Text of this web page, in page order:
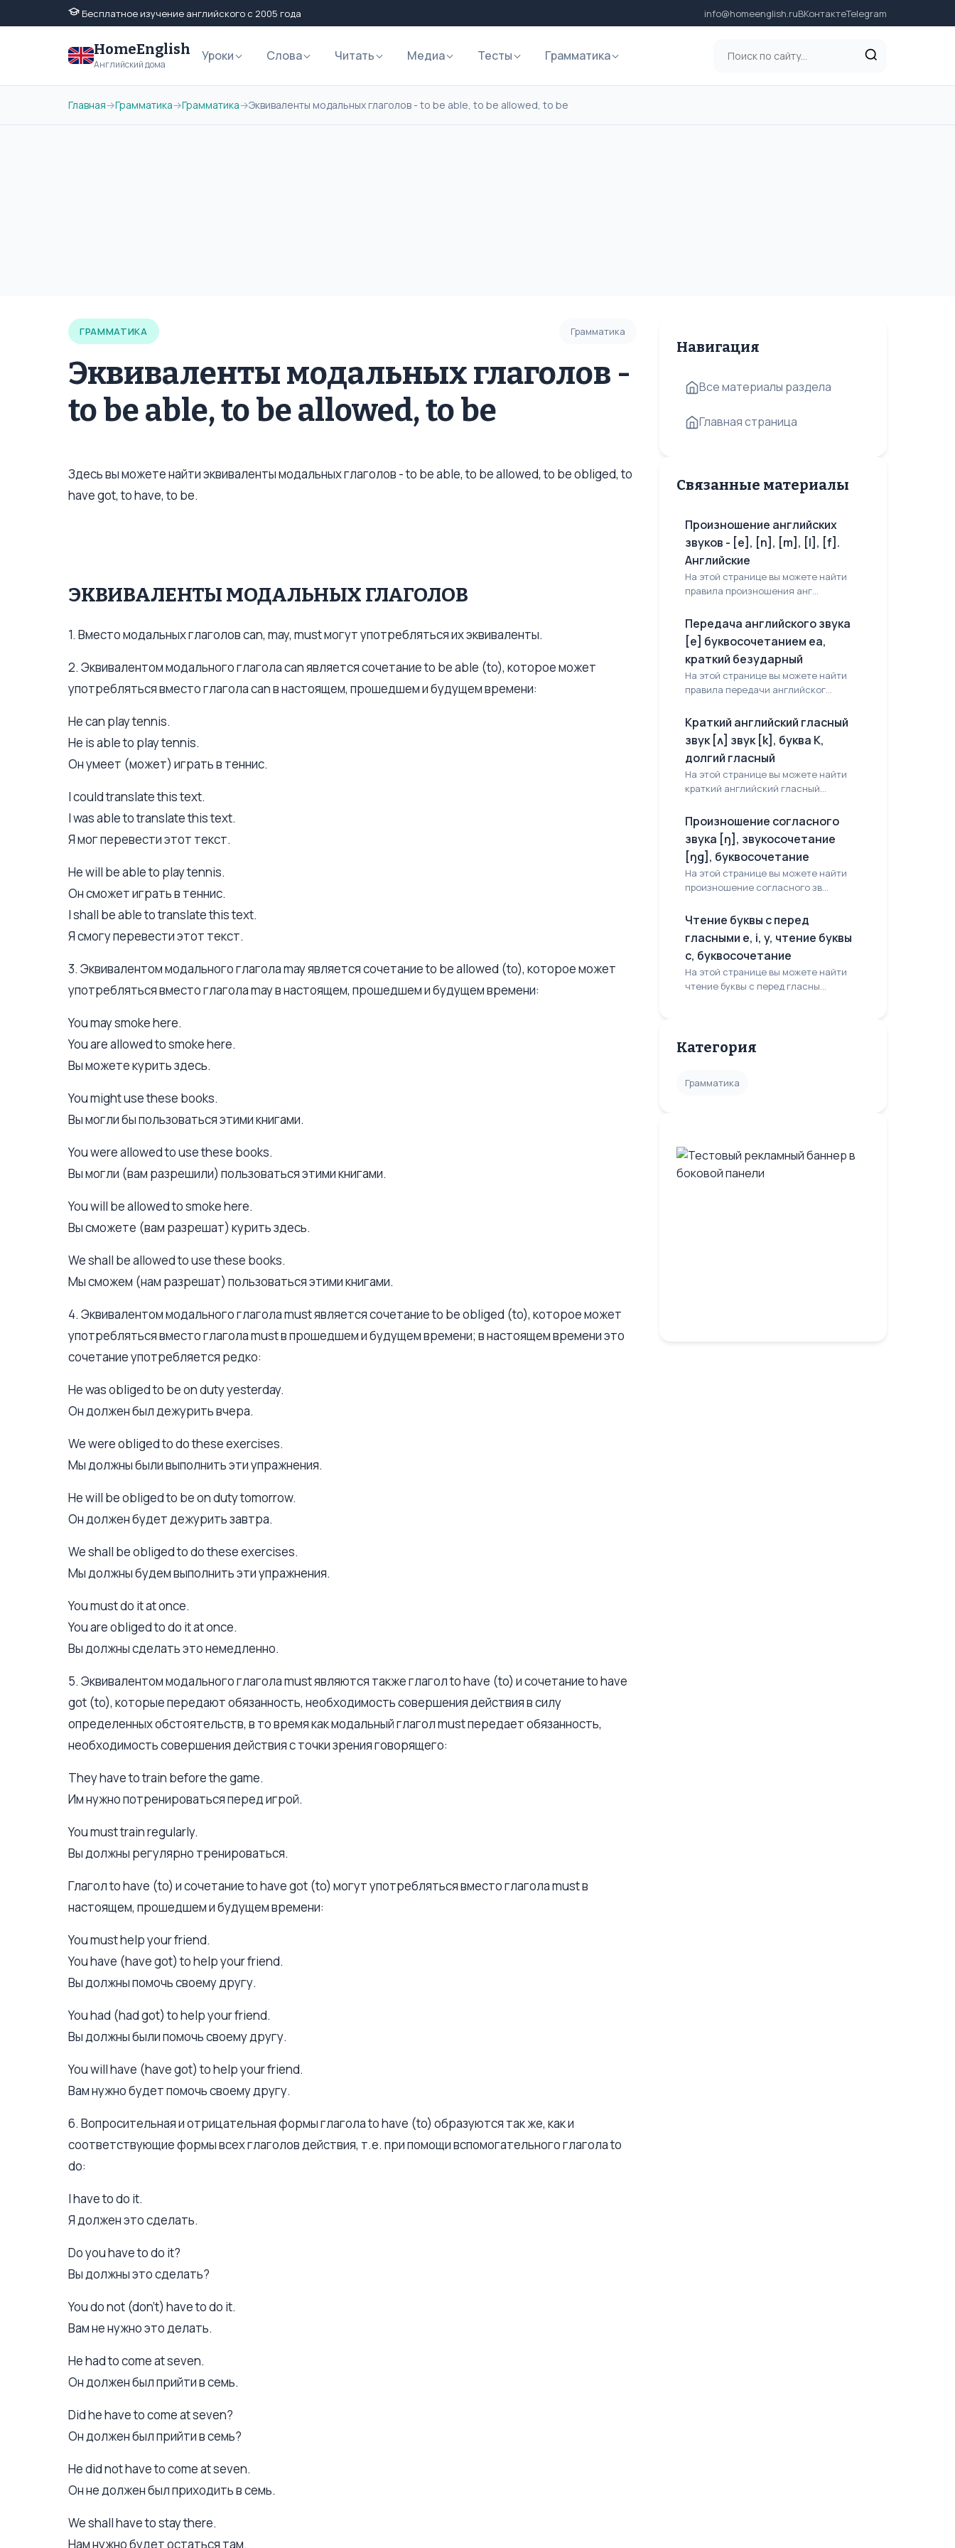
Бесплатное изучение английского с 2005 года info@homeenglish.ruВКонтактеTelegram
HomeEnglish
Английский дома
Уроки Слова Читать Медиа Тесты Грамматика
Главная→Грамматика→Грамматика→Эквиваленты модальных глаголов - to be able, to be allowed, to be
ГРАММАТИКА Грамматика
Эквиваленты модальных глаголов -
to be able, to be allowed, to be
Здесь вы можете найти эквиваленты модальных глаголов - to be able, to be allowed, to be obliged, to
have got, to have, to be.
ЭКВИВАЛЕНТЫ МОДАЛЬНЫХ ГЛАГОЛОВ
1. Вместо модальных глаголов can, may, must могут употребляться их эквиваленты.
2. Эквивалентом модального глагола саn является сочетание to be able (to), которое может
употребляться вместо глагола саn в настоящем, прошедшем и будущем времени:
Не can play tennis.
Не is able to play tennis.
Он умеет (может) играть в теннис.
I could translate this text.
I was able to translate this text.
Я мог перевести этот текст.
He will be able to play tennis.
Он сможет играть в теннис.
I shall be able to translate this text.
Я смогу перевести этот текст.
3. Эквивалентом модального глагола may является сочетание to be allowed (to), которое может
употребляться вместо глагола may в настоящем, прошедшем и будущем времени:
You may smoke here.
You are allowed to smoke here.
Вы можете курить здесь.
You might use these books.
Вы могли бы пользоваться этими книгами.
You were allowed to use these books.
Вы могли (вам разрешили) пользоваться этими книгами.
You will be allowed to smoke here.
Вы сможете (вам разрешат) курить здесь.
We shall be allowed to use these books.
Мы сможем (нам разрешат) пользоваться этими книгами.
4. Эквивалентом модального глагола must является сочетание to be obliged (to), которое может
употребляться вместо глагола must в прошедшем и будущем времени; в настоящем времени это
сочетание употребляется редко:
Не was obliged to be on duty yesterday.
Он должен был дежурить вчера.
We were obliged to do these exercises.
Мы должны были выполнить эти упражнения.
He will be obliged to be on duty tomorrow.
Он должен будет дежурить завтра.
We shall be obliged to do these exercises.
Мы должны будем выполнить эти упражнения.
You must do it at once.
You are obliged to do it at once.
Вы должны сделать это немедленно.
5. Эквивалентом модального глагола must являются также глагол to have (to) и сочетание to have
got (to), которые передают обязанность, необходимость совершения действия в силу
определенных обстоятельств, в то время как модальный глагол must передает обязанность,
необходимость совершения действия с точки зрения говорящего:
They have to train before the game.
Им нужно потренироваться перед игрой.
You must train regularly.
Вы должны регулярно тренироваться.
Глагол to have (to) и сочетание to have got (to) могут употребляться вместо глагола must в
настоящем, прошедшем и будущем времени:
You must help your friend.
You have (have got) to help your friend.
Вы должны помочь своему другу.
You had (had got) to help your friend.
Вы должны были помочь своему другу.
You will have (have got) to help your friend.
Вам нужно будет помочь своему другу.
6. Вопросительная и отрицательная формы глагола to have (to) образуются так же, как и
соответствующие формы всех глаголов действия, т.е. при помощи вспомогательного глагола to
do:
I have to do it.
Я должен это сделать.
Do you have to do it?
Вы должны это сделать?
You do not (don't) have to do it.
Вам не нужно это делать.
Не had to come at seven.
Он должен был прийти в семь.
Did he have to come at seven?
Он должен был прийти в семь?
Не did not have to come at seven.
Он не должен был приходить в семь.
We shall have to stay there.
Нам нужно будет остаться там.
Навигация
Все материалы раздела
Главная страница
Связанные материалы
Произношение английских
звуков - [e], [n], [m], [l], [f].
Английские
На этой странице вы можете найти
правила произношения анг...
Передача английского звука
[e] буквосочетанием еа,
краткий безударный
На этой странице вы можете найти
правила передачи английског...
Краткий английский гласный
звук [ʌ] звук [k], буква K,
долгий гласный
На этой странице вы можете найти
краткий английский гласный...
Произношение согласного
звука [ŋ], звукосочетание
[ŋg], буквосочетание
На этой странице вы можете найти
произношение согласного зв...
Чтение буквы с перед
гласными e, i, y, чтение буквы
с, буквосочетание
На этой странице вы можете найти
чтение буквы с перед гласны...
Категория
Грамматика